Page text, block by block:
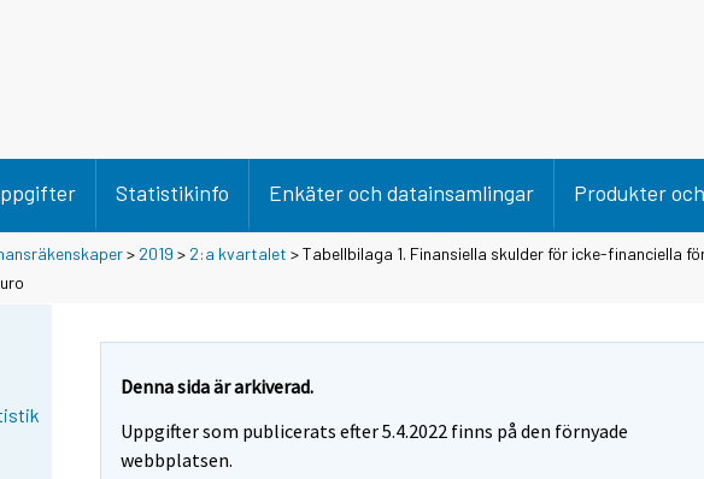
Statistikinfo Enkäter och datainsamlingar Produkter
> 2019 > 2:a kvartalet > Tabellbilaga 1. Finansiella skulder för icke-financiella
Denna sida är arkiverad.
Uppgifter som publicerats efter 5.4.2022 finns på den förnyade
webbplatsen.